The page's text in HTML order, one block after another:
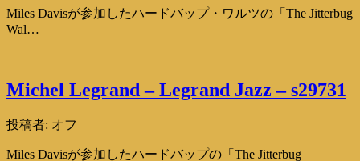
Miles Davisが参加したハードバップ・ワルツの「The Jitterbug
Wal…
Michel Legrand – Legrand Jazz – s29731
投稿者: オフ
Miles Davisが参加したハードバップの「The Jitterbug